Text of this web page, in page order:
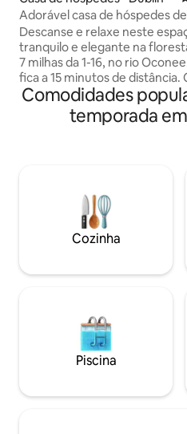
Adorável casa de hóspedes
no rio
Descanse e relaxe neste
tranquilo e elegante na
7 milhas da 1-16, no rio
fica a 15 minutos de distância.
Vinson VA Hospital e Fairview
Hospital a 20 min. de
Pines a 12 min. Quarto
cabo e videocassete. Ar-
aquecimento. Todas as roupas
pratos e utensílios de cozinha
fornecidos. Apartamento
Rampa de barco comunitária
Comodidades
temporada
Cozinha
Piscina